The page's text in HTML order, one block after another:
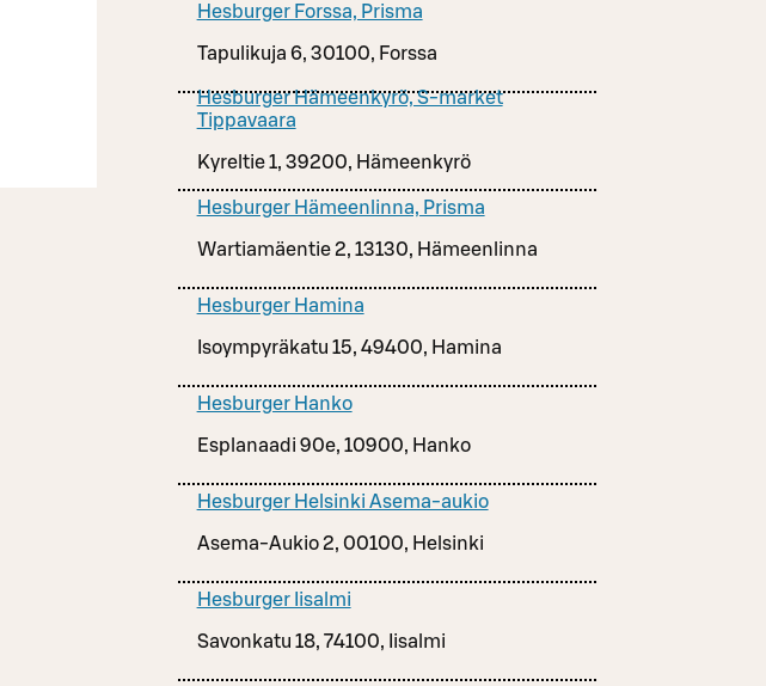
Hesburger Forssa, Prisma
Tapulikuja 6, 30100, Forssa
Hesburger Hämeenkyrö, S-market
Tippavaara
Kyreltie 1, 39200, Hämeenkyrö
Hesburger Hämeenlinna, Prisma
Wartiamäentie 2, 13130, Hämeenlinna
Hesburger Hamina
Isoympyräkatu 15, 49400, Hamina
Hesburger Hanko
Esplanaadi 90e, 10900, Hanko
Hesburger Helsinki Asema-aukio
Asema-Aukio 2, 00100, Helsinki
Hesburger Iisalmi
Savonkatu 18, 74100, Iisalmi